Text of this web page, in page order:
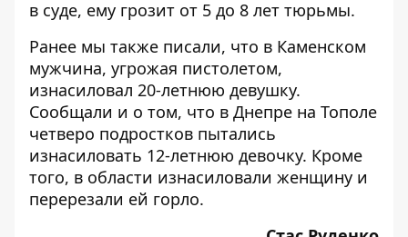
в суде, ему грозит от 5 до 8 лет тюрьмы.
Ранее мы также писали, что в Каменском
мужчина, угрожая пистолетом,
изнасиловал 20-летнюю девушку.
Сообщали и о том, что в Днепре на Тополе
четверо подростков пытались
изнасиловать 12-летнюю девочку. Кроме
того, в области изнасиловали женщину и
перерезали ей горло.